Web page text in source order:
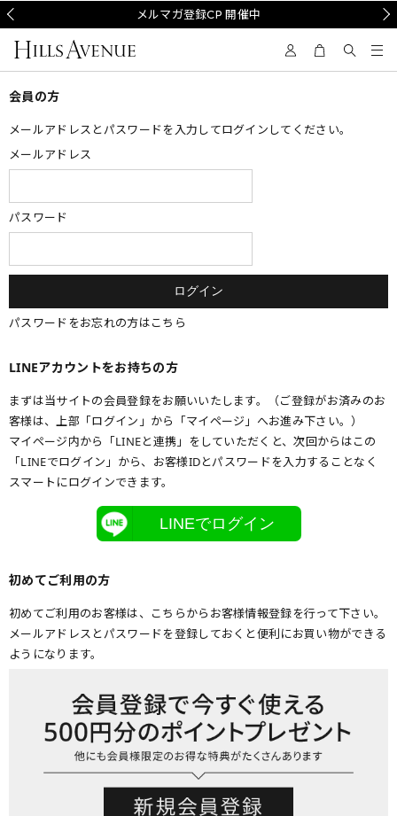
メルマガ登録CP 開催中
会員の方
メールアドレスとパスワードを入力してログインしてください。
メールアドレス
パスワード
パスワードをお忘れの方はこちら
LINEアカウントをお持ちの方
まずは当サイトの会員登録をお願いいたします。（ご登録がお済みのお
客様は、上部「ログイン」から「マイページ」へお進み下さい。）
マイページ内から「LINEと連携」をしていただくと、次回からはこの
「LINEでログイン」から、お客様IDとパスワードを入力することなく
スマートにログインできます。
LINEでログイン
初めてご利用の方
初めてご利用のお客様は、こちらからお客様情報登録を行って下さい。
メールアドレスとパスワードを登録しておくと便利にお買い物ができる
ようになります。